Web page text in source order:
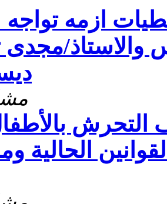
ازمه تواجه
806
الحالية